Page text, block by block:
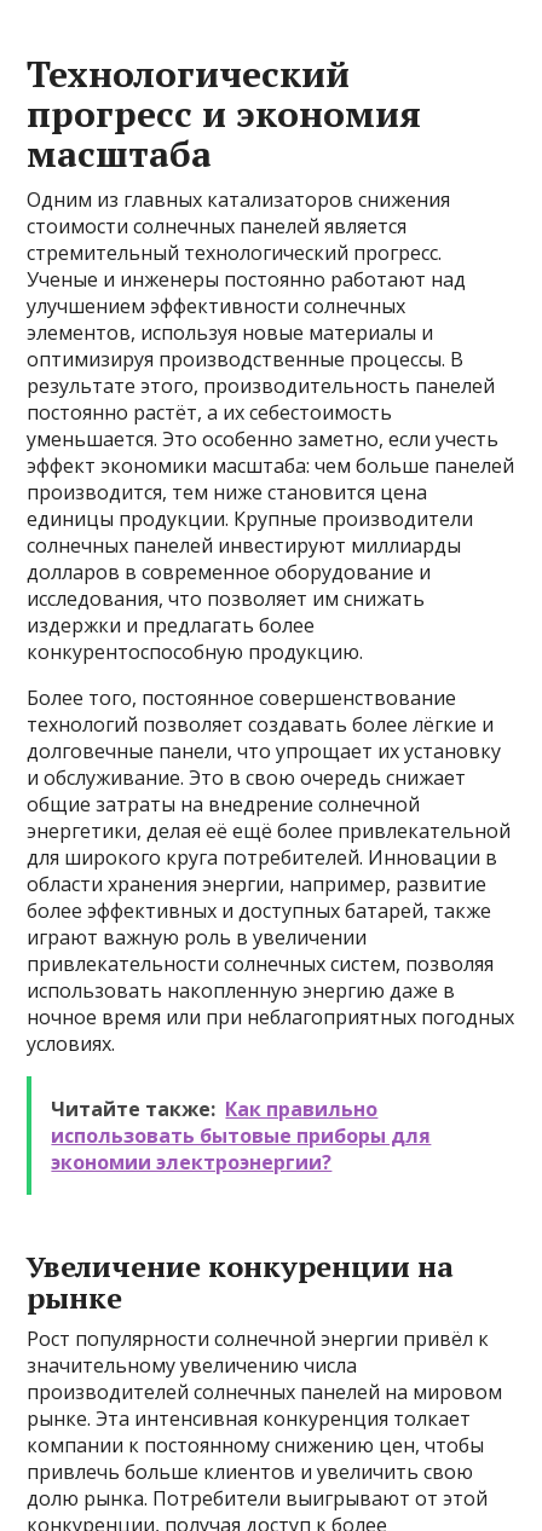
Технологический
прогресс и экономия
масштаба
Одним из главных катализаторов снижения
стоимости солнечных панелей является
стремительный технологический прогресс.
Ученые и инженеры постоянно работают над
улучшением эффективности солнечных
элементов, используя новые материалы и
оптимизируя производственные процессы. В
результате этого, производительность панелей
постоянно растёт, а их себестоимость
уменьшается. Это особенно заметно, если учесть
эффект экономики масштаба: чем больше панелей
производится, тем ниже становится цена
единицы продукции. Крупные производители
солнечных панелей инвестируют миллиарды
долларов в современное оборудование и
исследования, что позволяет им снижать
издержки и предлагать более
конкурентоспособную продукцию.
Более того, постоянное совершенствование
технологий позволяет создавать более лёгкие и
долговечные панели, что упрощает их установку
и обслуживание. Это в свою очередь снижает
общие затраты на внедрение солнечной
энергетики, делая её ещё более привлекательной
для широкого круга потребителей. Инновации в
области хранения энергии, например, развитие
более эффективных и доступных батарей, также
играют важную роль в увеличении
привлекательности солнечных систем, позволяя
использовать накопленную энергию даже в
ночное время или при неблагоприятных погодных
условиях.
Читайте также: Как правильно
использовать бытовые приборы для
экономии электроэнергии?
Увеличение конкуренции на
рынке
Рост популярности солнечной энергии привёл к
значительному увеличению числа
производителей солнечных панелей на мировом
рынке. Эта интенсивная конкуренция толкает
компании к постоянному снижению цен, чтобы
привлечь больше клиентов и увеличить свою
долю рынка. Потребители выигрывают от этой
конкуренции, получая доступ к более